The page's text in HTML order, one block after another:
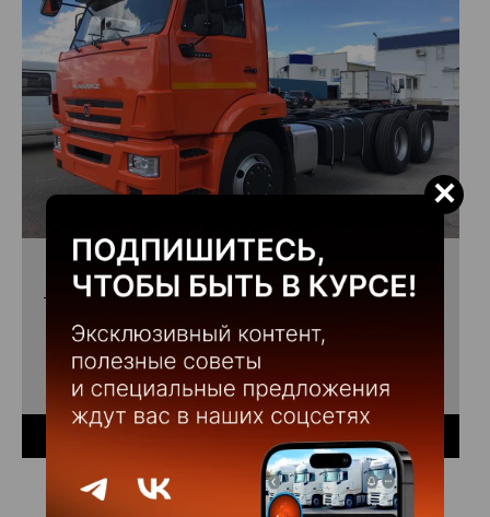
КАМАЗ 65115-3967-48(A5)
Цена
4 132 800 руб.
Колесная формула
Мощность
×